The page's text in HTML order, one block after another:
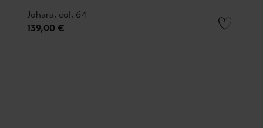
Johara, col. 64
139,00 €